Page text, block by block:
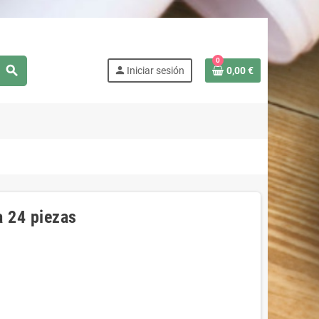
search person Iniciar sesión
0
0,00 €
24 piezas